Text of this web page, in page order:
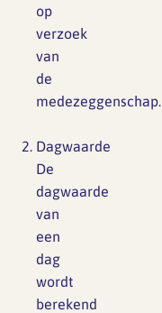
op
verzoek
van
de
medezeggenschap.
Dagwaarde
De
dagwaarde
van
een
dag
wordt
berekend